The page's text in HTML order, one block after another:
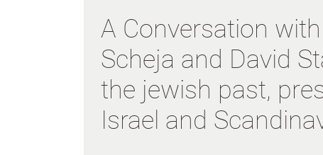
A Conversation
Scheja and David
the jewish past,
Israel and